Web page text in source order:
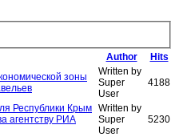
Author
Hits
зоны
Written by
Super
User
4188
Республики Крым
агентству РИА
Written by
Super
User
5230